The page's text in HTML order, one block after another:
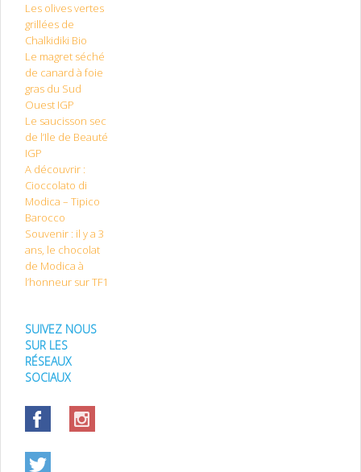
Les olives vertes
grillées de
Chalkidiki Bio
Le magret séché
de canard à foie
gras du Sud
Ouest IGP
Le saucisson sec
de l’Ile de Beauté
IGP
A découvrir :
Cioccolato di
Modica – Tipico
Barocco
Souvenir : il y a 3
ans, le chocolat
de Modica à
l’honneur sur TF1
SUIVEZ NOUS
SUR LES
RÉSEAUX
SOCIAUX